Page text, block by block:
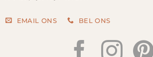
EMAIL ONS BEL ONS